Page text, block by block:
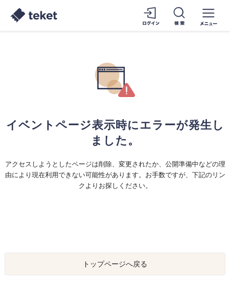
イベントページ表示時にエラーが発生し
ました。
アクセスしようとしたページは削除、変更されたか、公開準備中などの理
由により現在利用できない可能性があります。お手数ですが、下記のリン
クよりお探しください。
トップページへ戻る